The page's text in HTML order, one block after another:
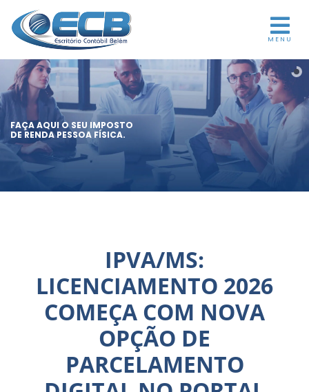
MENU
FAÇA AQUI O SEU IMPOSTO
DE RENDA PESSOA FÍSICA.
IPVA/MS:
LICENCIAMENTO 2026
COMEÇA COM NOVA
OPÇÃO DE
PARCELAMENTO